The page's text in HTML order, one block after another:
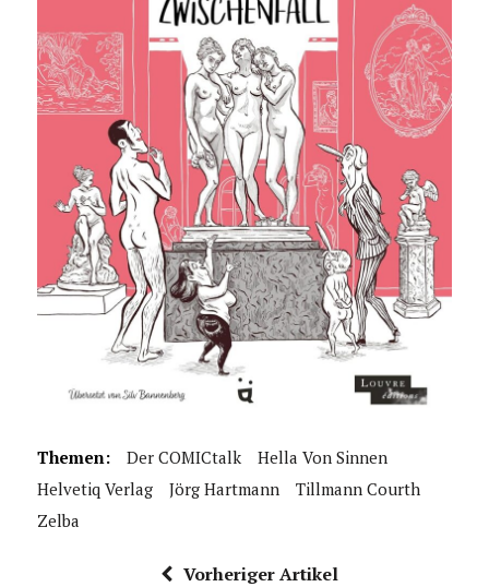
Themen: Der COMICtalk
Hella Von Sinnen
Helvetiq Verlag
Jörg Hartmann
Tillmann Courth
Zelba
Vorheriger Artikel